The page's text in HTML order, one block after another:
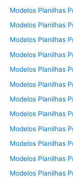
Modelos Planilhas
Modelos Planilhas
Modelos Planilhas
Modelos Planilhas
Modelos Planilhas
Modelos Planilhas
Modelos Planilhas
Modelos Planilhas
Modelos Planilhas
Modelos Planilhas
Modelos Planilhas
Modelos Planilhas